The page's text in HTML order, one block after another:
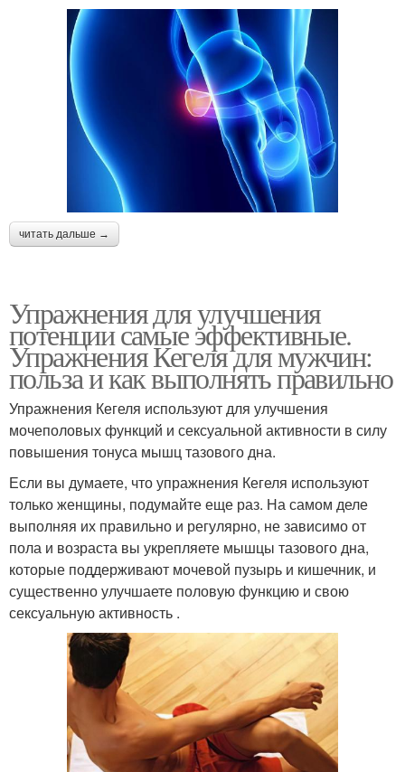
читать дальше →
Упражнения для улучшения
потенции самые эффективные.
Упражнения Кегеля для мужчин:
польза и как выполнять правильно
Упражнения Кегеля используют для улучшения
мочеполовых функций и сексуальной активности в силу
повышения тонуса мышц тазового дна.
Если вы думаете, что упражнения Кегеля используют
только женщины, подумайте еще раз. На самом деле
выполняя их правильно и регулярно, не зависимо от
пола и возраста вы укрепляете мышцы тазового дна,
которые поддерживают мочевой пузырь и кишечник, и
существенно улучшаете половую функцию и свою
сексуальную активность .